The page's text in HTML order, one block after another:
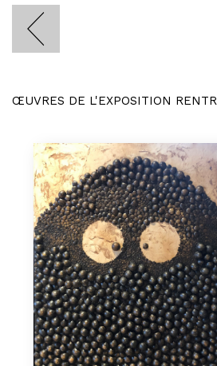
ŒUVRES DE L'EXPOSITION